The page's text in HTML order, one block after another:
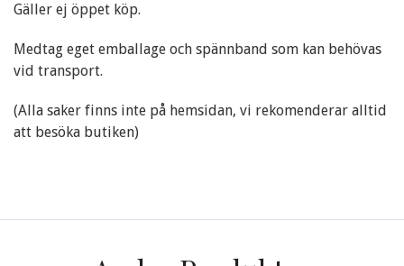
Gäller ej öppet köp.
Medtag eget emballage och spännband som kan behövas
vid transport.
(Alla saker finns inte på hemsidan, vi rekomenderar alltid
att besöka butiken)